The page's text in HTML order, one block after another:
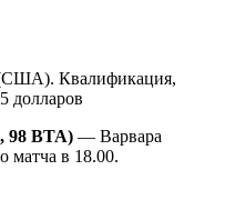
Квалификация,
долларов
98 ВТА) — Варвара
матча в 18.00.